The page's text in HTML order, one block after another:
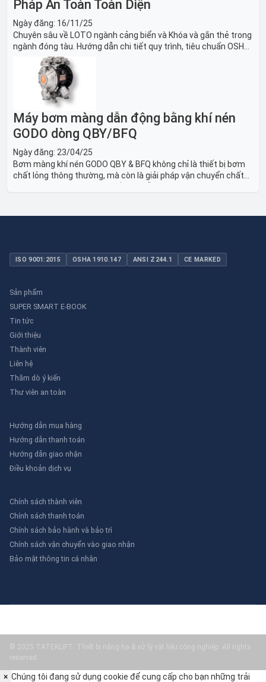
Pháp An Toàn Toàn Diện
Ngày đăng: 16/11/25
Chuyên sâu về LOTO ngành cảng biển và Khóa và gắn thẻ trong
ngành đóng tàu. Hướng dẫn chi tiết quy trình, tiêu chuẩn OSHA,
thiết bị và Giải pháp LOTO trong công nghiệp đóng tàu toàn
Máy bơm màng dẫn động bằng khí nén
GODO dòng QBY/BFQ
Ngày đăng: 23/04/25
Bơm màng khí nén GODO QBY & BFQ không chỉ là thiết bị bơm
chất lỏng thông thường, mà còn là giải pháp vận chuyển chất
ISO 9001:2015 OSHA 1910.147 ANSI Z244.1 CE MARKED
Sản phẩm
SUPER SMART E-BOOK
Tin tức
Giới thiệu
Thành viên
Liên hệ
Thăm dò ý kiến
Thư viên an toàn
Hướng dẫn mua hàng
Hướng dẫn thanh toán
Hướng dẫn giao nhận
Điều khoản dịch vụ
Chính sách thành viên
Chính sách thanh toán
Chính sách bảo hành và bảo trì
Chính sách vận chuyển vào giao nhận
Bảo mật thông tin cá nhân
© 2025 TATEKLIFT: Thiết bị nâng hạ & xử lý vật liệu công nghiệp. All rights
reserved.
× Chúng tôi đang sử dụng cookie để cung cấp cho bạn những trải